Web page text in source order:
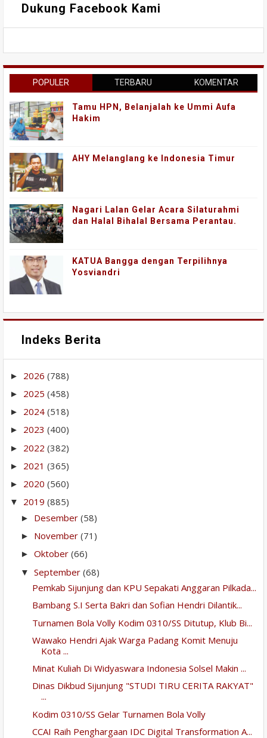
Dukung Facebook Kami
POPULER TERBARU KOMENTAR
Tamu HPN, Belanjalah ke Ummi Aufa
Hakim
AHY Melanglang ke Indonesia Timur
Nagari Lalan Gelar Acara Silaturahmi
dan Halal Bihalal Bersama Perantau.
KATUA Bangga dengan Terpilihnya
Yosviandri
Indeks Berita
► 2026 (788)
► 2025 (458)
► 2024 (518)
► 2023 (400)
► 2022 (382)
► 2021 (365)
► 2020 (560)
▼ 2019 (885)
► Desember (58)
► November (71)
► Oktober (66)
▼ September (68)
Pemkab Sijunjung dan KPU Sepakati Anggaran Pilkada...
Bambang S.I Serta Bakri dan Sofian Hendri Dilantik...
Turnamen Bola Volly Kodim 0310/SS Ditutup, Klub Bi...
Wawako Hendri Ajak Warga Padang Komit Menuju
Kota ...
Minat Kuliah Di Widyaswara Indonesia Solsel Makin ...
Dinas Dikbud Sijunjung "STUDI TIRU CERITA RAKYAT"
...
Kodim 0310/SS Gelar Turnamen Bola Volly
CCAI Raih Penghargaan IDC Digital Transformation A...